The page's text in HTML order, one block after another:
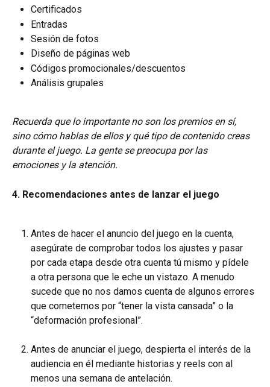
Certificados
Entradas
Sesión de fotos
Diseño de páginas web
Códigos promocionales/descuentos
Análisis grupales
Recuerda que lo importante no son los premios en sí,
sino cómo hablas de ellos y qué tipo de contenido creas
durante el juego. La gente se preocupa por las
emociones y la atención.
4. Recomendaciones antes de lanzar el juego
Antes de hacer el anuncio del juego en la cuenta,
asegúrate de comprobar todos los ajustes y pasar
por cada etapa desde otra cuenta tú mismo y pídele
a otra persona que le eche un vistazo. A menudo
sucede que no nos damos cuenta de algunos errores
que cometemos por “tener la vista cansada” o la
“deformación profesional”.
Antes de anunciar el juego, despierta el interés de la
audiencia en él mediante historias y reels con al
menos una semana de antelación.